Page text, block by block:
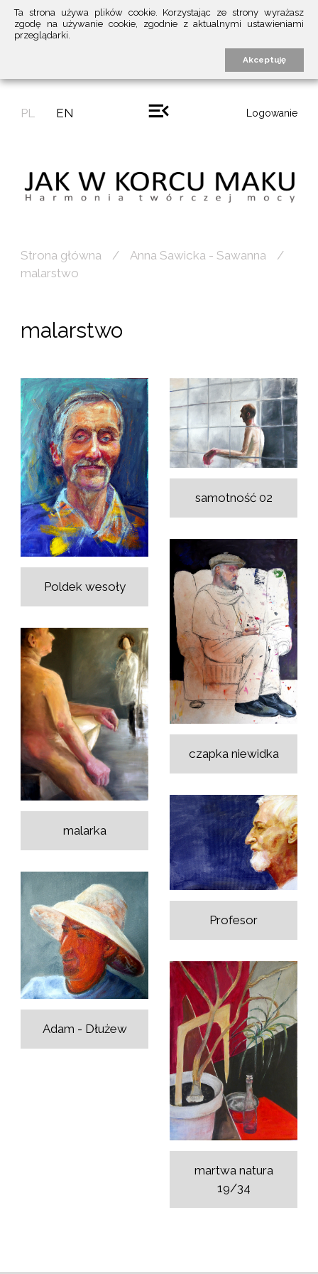
Ta strona używa plików cookie. Korzystając ze strony wyrażasz
zgodę na używanie cookie, zgodnie z aktualnymi ustawieniami
przeglądarki.
Akceptuję
PL EN Logowanie
Strona główna
Anna Sawicka - Sawanna
malarstwo
malarstwo
Poldek wesoły
samotność 02
czapka niewidka
malarka
Profesor
Adam - Dłużew
martwa natura
19/34